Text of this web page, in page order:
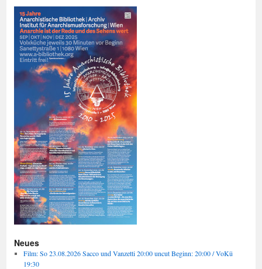
Neues
Film: So 23.08.2026 Sacco und Vanzetti 20:00 uncut Beginn: 20:00 / VoKü
19:30